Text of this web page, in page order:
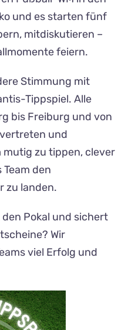
und es starten fünf
mitdiskutieren –
feiern.
Stimmung mit
Tippspiel. Alle
bis Freiburg und von
und
zu tippen, clever
den
zu landen.
den Pokal und sichert
Wir
viel Erfolg und